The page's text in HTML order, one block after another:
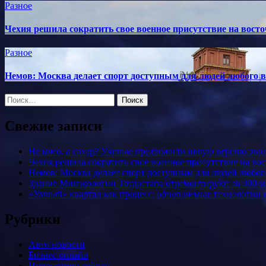
Разное
Чехия решила сократить свое военное присутствие на
Разное
Немов: Москва делает спорт доступным для людей любого
Найти:
Свежие записи
Не мясо, а сахар? Ученые предложили новую версию
Чехия решила сократить свое военное присутствие на
Немов: Москва делает спорт доступным для людей
Здание Минэкологии Татарстана отремонтируют за 300
«Умный» квартал как процесс: обновляемые технологии
Рубрики
Авто новости
Бизнес онлайн